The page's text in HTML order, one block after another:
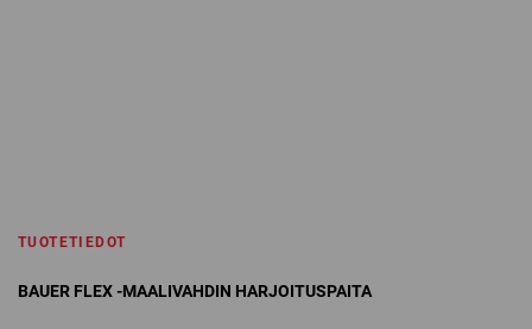
TUOTETIEDOT
BAUER FLEX -MAALIVAHDIN HARJOITUSPAITA